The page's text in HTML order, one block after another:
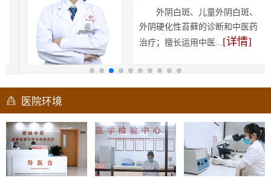
外阴白斑、儿童外阴白斑、
外阴硬化性苔藓的诊断和中医药
治疗；擅长运用中医...[详情]
医院环境